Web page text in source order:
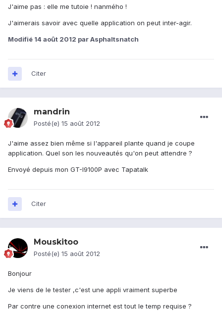
J'aime pas : elle me tutoie ! nanmého !
J'aimerais savoir avec quelle application on peut inter-agir.
Modifié 14 août 2012 par Asphaltsnatch
Citer
mandrin
Posté(e) 15 août 2012
J'aime assez bien même si l'appareil plante quand je coupe
application. Quel son les nouveautés qu'on peut attendre ?
Envoyé depuis mon GT-I9100P avec Tapatalk
Citer
Mouskitoo
Posté(e) 15 août 2012
Bonjour
Je viens de le tester ,c'est une appli vraiment superbe
Par contre une conexion internet est tout le temp requise ?